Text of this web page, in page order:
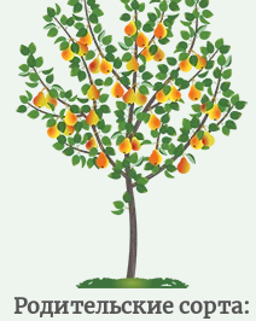
Родительские сорта: